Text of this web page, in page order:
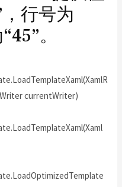
行号为
。
currentWriter)